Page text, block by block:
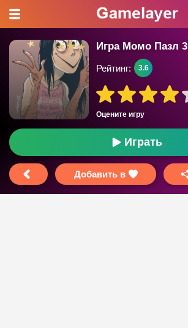
Игра Момо Пазл 3
Оцените игру
Рейтинг: 3.6
Играть
Добавить в